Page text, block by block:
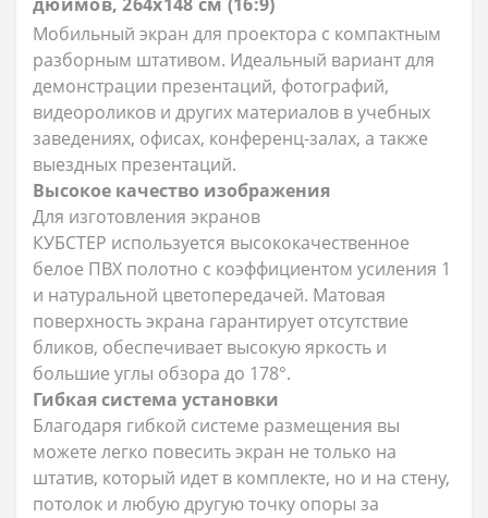
Мобильный экран для проектора с компактным
разборным штативом. Идеальный вариант для
демонстрации презентаций, фотографий,
видеороликов и других материалов в учебных
заведениях, офисах, конференц-залах, а также
выездных презентаций.
Высокое качество изображения
Для изготовления экранов
КУБСТЕР используется высококачественное
белое ПВХ полотно с коэффициентом усиления 1
и натуральной цветопередачей. Матовая
поверхность экрана гарантирует отсутствие
бликов, обеспечивает высокую яркость и
большие углы обзора до 178°.
Гибкая система установки
Благодаря гибкой системе размещения вы
можете легко повесить экран не только на
штатив, который идет в комплекте, но и на стену,
потолок и любую другую точку опоры за